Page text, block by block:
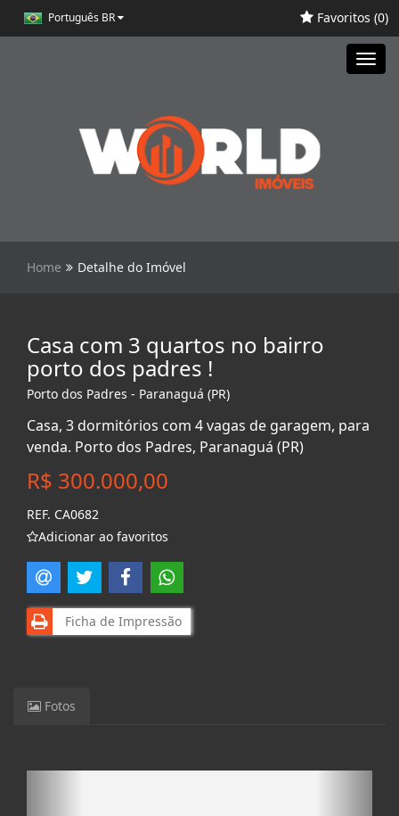
Português BR Favoritos (0)
Home Detalhe do Imóvel
Casa com 3 quartos no bairro
porto dos padres !
Porto dos Padres - Paranaguá (PR)
Casa, 3 dormitórios com 4 vagas de garagem, para
venda. Porto dos Padres, Paranaguá (PR)
R$ 300.000,00
REF. CA0682
Adicionar ao favoritos
Ficha de Impressão
Fotos